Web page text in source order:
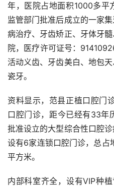
年，医院占地面积1000多平
监管部门批准后成立的一家
病治疗、牙齿矫正、牙体牙
院，医疗许可证号：
活动义齿、牙齿美白、地包
瓷牙。
资料显示，范县正植口腔门
口腔门诊，距今已经有33年
批准设立的大型综合性口腔
设有6家连锁口腔门诊，总占
平方米。
内部科室齐全，设有VIP种